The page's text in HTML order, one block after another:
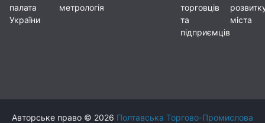
Авторське право © 2026 Полтавська Торгово-Промислова